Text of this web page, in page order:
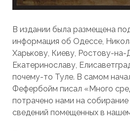
В издании была размещена
информация об Одессе,
Харькову, Киеву, Ростову-на-
Екатеринославу,
почему-то Туле. В самом
Фефербойм писал «Много
потрачено нами на
сведений помещенных в